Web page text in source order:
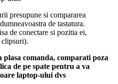
presupune si compararea
de tastatura.
de conectare si pozitia ei,
clipsuri).
plasa comanda, comparati poza
de pe spate pentru a va
laptop-ului dvs